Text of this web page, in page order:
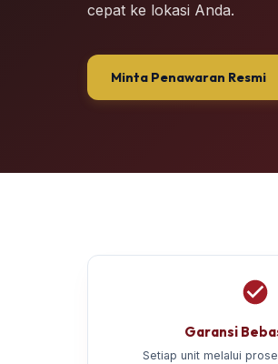
cepat ke lokasi Anda.
Minta Penawaran Resmi
Garansi
Setiap unit melalui